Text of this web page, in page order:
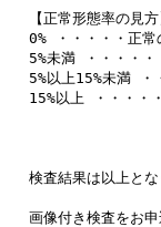
【正常形態率の見方
0% ・・・・・正常
5%未満 ・・・・・
5%以上15%未満 ・
15%以上 ・・・・
検査結果は以上とな
画像付き検査をお